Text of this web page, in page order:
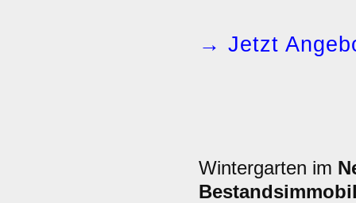
→ Jetzt
Wintergarten im